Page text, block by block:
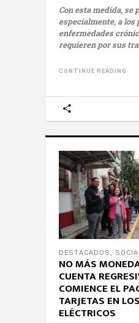
Con esta medida, se
especialmente, a los
enfermedades
requieren por sus
CONTINUE READING
DESTACADOS ,
NO MÁS
CUENTA
COMIENCE EL
TARJETAS EN
ELÉCTRICOS